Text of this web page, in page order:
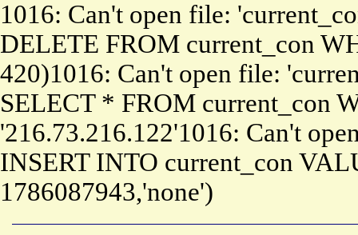
1016: Can't open file:
DELETE FROM current_con
420)1016: Can't open file:
SELECT * FROM current_con
'216.73.216.122'1016: Can't
INSERT INTO current_con
1786087943,'none')